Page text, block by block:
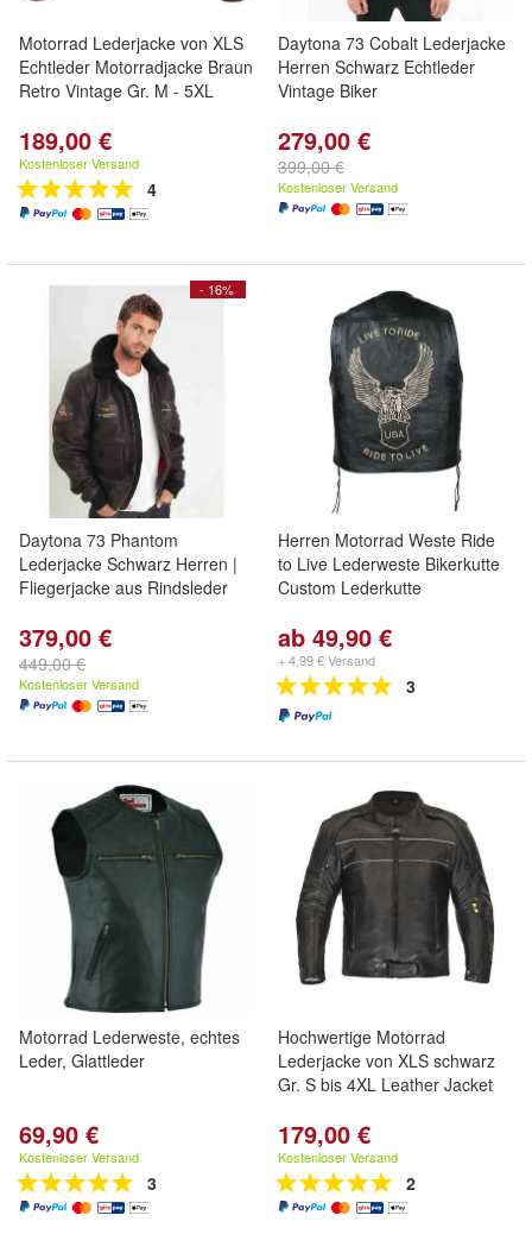
Motorrad Lederjacke von XLS
Echtleder Motorradjacke Braun
Retro Vintage Gr. M - 5XL
189,00 €
Kostenloser Versand
4
Daytona 73 Cobalt Lederjacke
Herren Schwarz Echtleder
Vintage Biker
279,00 €
399,00 €
Kostenloser Versand
- 16%
Daytona 73 Phantom
Lederjacke Schwarz Herren |
Fliegerjacke aus Rindsleder
379,00 €
449,00 €
Kostenloser Versand
Herren Motorrad Weste Ride
to Live Lederweste Bikerkutte
Custom Lederkutte
ab 49,90 €
+ 4,99 € Versand
3
Motorrad Lederweste, echtes
Leder, Glattleder
69,90 €
Kostenloser Versand
3
Hochwertige Motorrad
Lederjacke von XLS schwarz
Gr. S bis 4XL Leather Jacket
179,00 €
Kostenloser Versand
2